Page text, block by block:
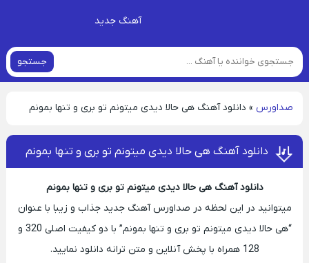
آهنگ جدید
جستجو
صداورس » دانلود آهنگ هی حالا دیدی میتونم تو بری و تنها بمونم
دانلود آهنگ هی حالا دیدی میتونم تو بری و تنها بمونم
دانلود آهنگ هی حالا دیدی میتونم تو بری و تنها بمونم
میتوانید در این لحظه در صداورس آهنگ جدید جذاب و زیبا با عنوان
“هی حالا دیدی میتونم تو بری و تنها بمونم” با دو کیفیت اصلی 320 و
128 همراه با پخش آنلاین و متن ترانه دانلود نمایید.